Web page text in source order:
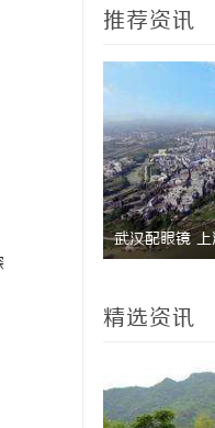
推荐资讯
镜 上海配眼镜
精选资讯